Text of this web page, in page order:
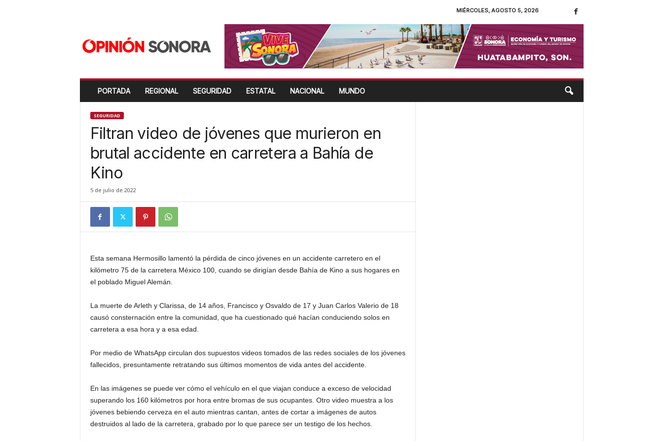
MIÉRCOLES, AGOSTO 5, 2026
PORTADA REGIONAL SEGURIDAD ESTATAL NACIONAL MUNDO
SEGURIDAD
Filtran video de jóvenes que murieron en
brutal accidente en carretera a Bahía de
Kino
5 de julio de 2022
Esta semana Hermosillo lamentó la pérdida de cinco jóvenes en un accidente carretero en el
kilómetro 75 de la carretera México 100, cuando se dirigían desde Bahía de Kino a sus hogares en
el poblado Miguel Alemán.
La muerte de Arleth y Clarissa, de 14 años, Francisco y Osvaldo de 17 y Juan Carlos Valerio de 18
causó consternación entre la comunidad, que ha cuestionado qué hacían conduciendo solos en
carretera a esa hora y a esa edad.
Por medio de WhatsApp circulan dos supuestos videos tomados de las redes sociales de los jóvenes
fallecidos, presuntamente retratando sus últimos momentos de vida antes del accidente.
En las imágenes se puede ver cómo el vehículo en el que viajan conduce a exceso de velocidad
superando los 160 kilómetros por hora entre bromas de sus ocupantes. Otro video muestra a los
jóvenes bebiendo cerveza en el auto mientras cantan, antes de cortar a imágenes de autos
destruidos al lado de la carretera, grabado por lo que parece ser un testigo de los hechos.